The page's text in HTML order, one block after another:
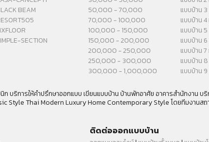
BEAM
SECTION
50,000 - 70,000
70,000 - 100,000
100,000 - 150,000
150,000 - 200,000
200,000 - 250,000
250,000 - 300,000
300,000 - 1,000,000
แบบบ้าน
แบบบ้าน
แบบบ้าน
แบบบ้าน
แบบบ้าน
แบบบ้าน
แบบบ้าน
บริการให้คำปรึกษาออกแบบ เขียนแบบบ้าน บ้านพักอาศัย อาคารสำนักงาน
Style Thai Modern Luxury Home Contemporary Style โดยทีมงานสถ
ติดต่อออกแบบบ้าน